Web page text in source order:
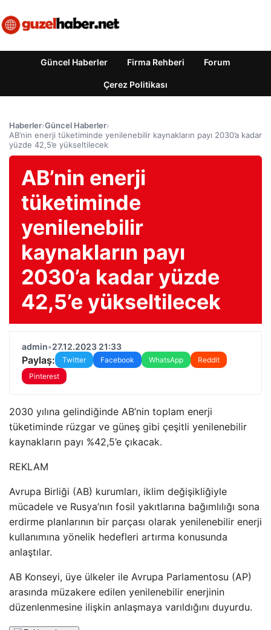
Güncel Haberler Firma Rehberi Forum
Çerez Politikası
Haberler›Güncel Haberler›
AB’nin enerji tüketiminde yenilenebilir kaynakların payı 2030’a kadar
yüzde 42,5’e yükseltilecek
AB’nin enerji
tüketiminde
yenilenebilir
kaynakların payı
2030’a kadar yüzde
42,5’e yükseltilecek
admin•27.12.2023 21:33
Paylaş: Twitter Facebook WhatsApp
Reddit
Pinterest
2030 yılına gelindiğinde AB’nin toplam enerji
tüketiminde rüzgar ve güneş gibi çeşitli yenilenebilir
kaynakların payı %42,5’e çıkacak.
REKLAM
Avrupa Birliği (AB) kurumları, iklim değişikliğiyle
mücadele ve Rusya’nın fosil yakıtlarına bağımlılığı sona
erdirme planlarının bir parçası olarak yenilenebilir enerji
kullanımına yönelik hedefleri artırma konusunda
anlaştılar.
AB Konseyi, üye ülkeler ile Avrupa Parlamentosu (AP)
arasında müzakere edilen yenilenebilir enerjinin
düzenlenmesine ilişkin anlaşmaya varıldığını duyurdu.